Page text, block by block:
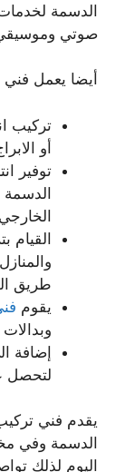
الدسمة
صوتي
أيضا يعمل
تركيب
أو
توفير
الدسمة
القيام
طريق
يقوم
إضافة
لتحصل
يقدم فني
الدسمة وفي
اليوم لذلك